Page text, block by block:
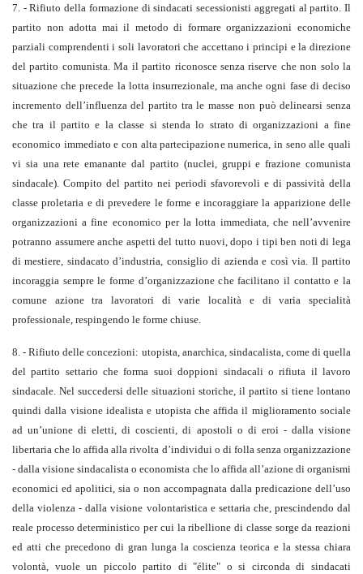
7. - Rifiuto della formazione di sindacati secessionisti aggregati al partito. Il
partito non adotta mai il metodo di formare organizzazioni economiche
parziali comprendenti i soli lavoratori che accettano i principi e la direzione
del partito comunista. Ma il partito riconosce senza riserve che non solo la
situazione che precede la lotta insurrezionale, ma anche ogni fase di deciso
incremento dell’influenza del partito tra le masse non può delinearsi senza
che tra il partito e la classe si stenda lo strato di organizzazioni a fine
economico immediato e con alta partecipazione numerica, in seno alle quali
vi sia una rete emanante dal partito (nuclei, gruppi e frazione comunista
sindacale). Compito del partito nei periodi sfavorevoli e di passività della
classe proletaria e di prevedere le forme e incoraggiare la apparizione delle
organizzazioni a fine economico per la lotta immediata, che nell’avvenire
potranno assumere anche aspetti del tutto nuovi, dopo i tipi ben noti di lega
di mestiere, sindacato d’industria, consiglio di azienda e così via. Il partito
incoraggia sempre le forme d’organizzazione che facilitano il contatto e la
comune azione tra lavoratori di varie località e di varia specialità
professionale, respingendo le forme chiuse.
8. - Rifiuto delle concezioni: utopista, anarchica, sindacalista, come di quella
del partito settario che forma suoi doppioni sindacali o rifiuta il lavoro
sindacale. Nel succedersi delle situazioni storiche, il partito si tiene lontano
quindi dalla visione idealista e utopista che affida il miglioramento sociale
ad un’unione di eletti, di coscienti, di apostoli o di eroi - dalla visione
libertaria che lo affida alla rivolta d’individui o di folla senza organizzazione
- dalla visione sindacalista o economista che lo affida all’azione di organismi
economici ed apolitici, sia o non accompagnata dalla predicazione dell’uso
della violenza - dalla visione volontaristica e settaria che, prescindendo dal
reale processo deterministico per cui la ribellione di classe sorge da reazioni
ed atti che precedono di gran lunga la coscienza teorica e la stessa chiara
volontà, vuole un piccolo partito di "élite" o si circonda di sindacati